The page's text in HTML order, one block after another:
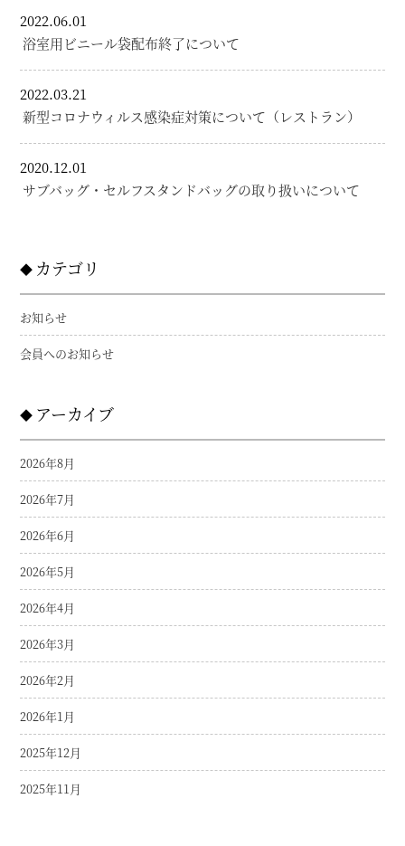
2022.06.01
浴室用ビニール袋配布終了について
2022.03.21
新型コロナウィルス感染症対策について（レストラン）
2020.12.01
サブバッグ・セルフスタンドバッグの取り扱いについて
カテゴリ
お知らせ
会員へのお知らせ
アーカイブ
2026年8月
2026年7月
2026年6月
2026年5月
2026年4月
2026年3月
2026年2月
2026年1月
2025年12月
2025年11月